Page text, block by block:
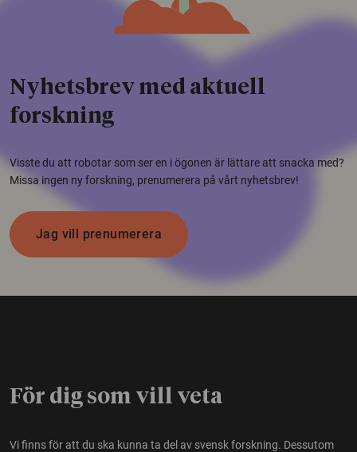
Nyhetsbrev med aktuell
forskning
Visste du att robotar som ser en i ögonen är lättare att snacka med?
Missa ingen ny forskning, prenumerera på vårt nyhetsbrev!
Jag vill prenumerera
För dig som vill veta
Vi finns för att du ska kunna ta del av svensk forskning. Dessutom